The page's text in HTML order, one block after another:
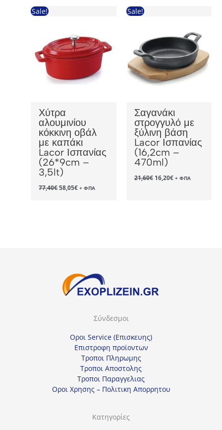
Sale!
Χύτρα
αλουμινίου
κόκκινη οβάλ
με καπάκι
Lacor Ισπανίας
(26*9cm –
3,5lt)
77,40€Original
price
58,05€Η+ ΦΠΑ
Sale!
Σαγανάκι
στρογγυλό με
ξύλινη βάση
Lacor Ισπανίας
(16,2cm –
470ml)
21,60€ Original
price
16,20€Η+ ΦΠΑ
Σύνδεσμοι
Οροι Service (Επισκευης)
Επιστροφη προϊοντων
Τροποι Πληρωμης
Τροποι Αποστολης
Τροποι Παραγγελιας
Οροι Χρησης – Πολιτικη Απορρητου
Κατηγορίες